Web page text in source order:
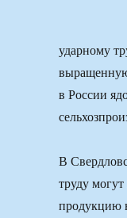
ударному
в России
В
труду
продукцию